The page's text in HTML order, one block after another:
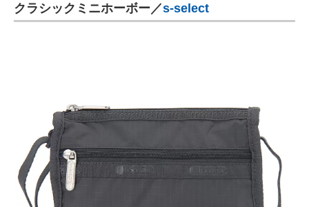
クラシックミニホーボー／s-select